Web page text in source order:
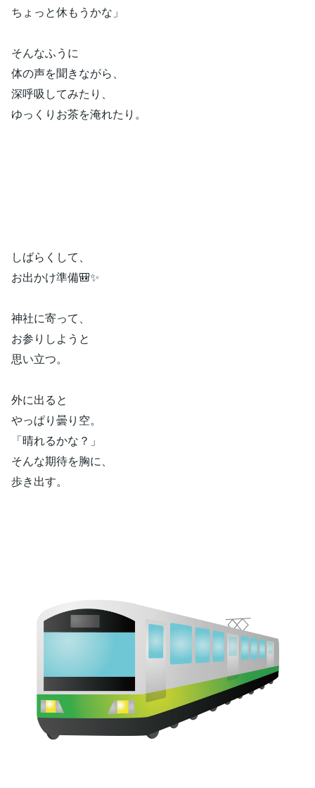
ちょっと休もうかな」
そんなふうに
体の声を聞きながら、
深呼吸してみたり、
ゆっくりお茶を淹れたり。
しばらくして、
お出かけ準備🎒✨
神社に寄って、
お参りしようと
思い立つ。
外に出ると
やっぱり曇り空。
「晴れるかな？」
そんな期待を胸に、
歩き出す。